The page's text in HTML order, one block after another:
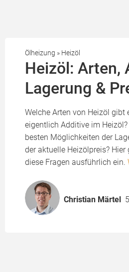
Ölheizung » Heizöl
Heizöl: Arten,
Lagerung &
Welche Arten von Heizöl gibt
eigentlich Additive im
besten Möglichkeiten der
der aktuelle Heizölpreis?
diese Fragen ausführlich ein.
Christian Märtel